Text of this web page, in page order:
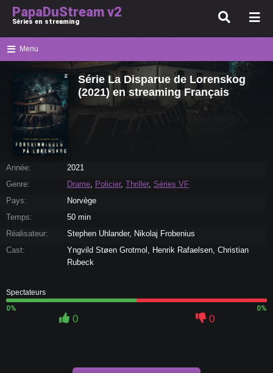
PapaDuStream v2
Séries en streaming
Menu
Série La Disparue de Lorenskog
(2021) en streaming Français
Année:
2021
Genre:
Drame, Policier, Thriller, Séries VF
Pays:
Norvège
Temps:
50 min
Réalisateur:
Stephen Uhlander, Nikolaj Frobenius
Cast:
Yngvild Støen Grotmol, Henrik Rafaelsen, Christian
Rubeck
Spectateurs
0%
0%
0 0